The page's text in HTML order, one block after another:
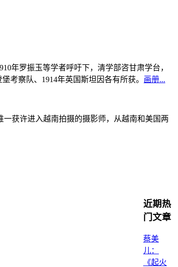
年罗振玉等学者呼吁下，清学部咨甘肃学台，
考察队、1914年英国斯坦因各有所获。 画册...
一获许进入越南拍摄的摄影师，从越南和美国两
近期热
门文章
蔡美
儿：
《起火